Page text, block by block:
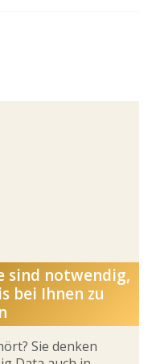
sind notwendig,
bei Ihnen zu
Sie denken